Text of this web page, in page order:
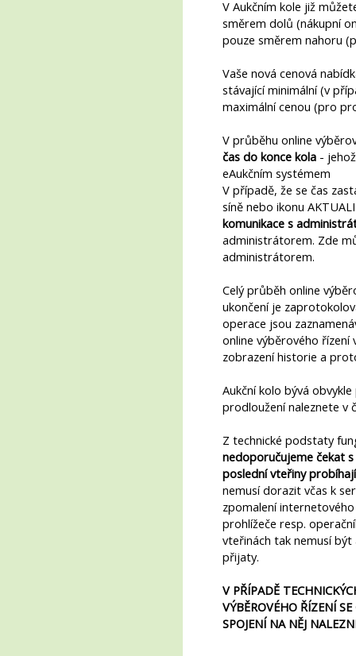
V Aukčním kole již
směrem dolů (nákupní
pouze směrem nahoru
Vaše nová cenová
stávající minimální (v
maximální cenou (pro
V průběhu online
čas do konce kola -
eAukčním systémem
V případě, že se čas
síně nebo ikonu
komunikace s
administrátorem. Zde
administrátorem.
Celý průběh online
ukončení je
operace jsou
online výběrového
zobrazení historie a
Aukční kolo bývá
prodloužení naleznete v
Z technické podstaty
nedoporučujeme čekat s
poslední vteřiny
nemusí dorazit včas k
zpomalení
prohlížeče resp.
vteřinách tak nemusí
přijaty.
V PŘÍPADĚ
VÝBĚROVÉHO ŘÍZENÍ
SPOJENÍ NA NĚJ